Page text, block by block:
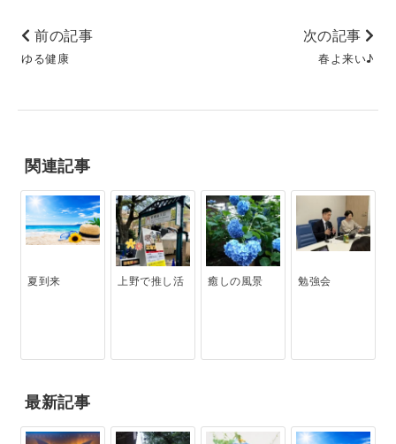
前の記事
ゆる健康
次の記事
春よ来い♪
関連記事
夏到来 上野で推し活 癒しの風景 勉強会
最新記事